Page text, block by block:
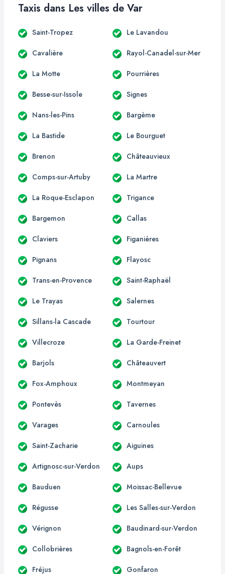
Taxis dans Les villes de Var
Saint-Tropez Le Lavandou
Cavalière Rayol-Canadel-sur-Mer
La Motte Pourrières
Besse-sur-Issole Signes
Nans-les-Pins Bargème
La Bastide Le Bourguet
Brenon Châteauvieux
Comps-sur-Artuby La Martre
La Roque-Esclapon Trigance
Bargemon Callas
Claviers Figanières
Pignans Flayosc
Trans-en-Provence Saint-Raphaël
Le Trayas Salernes
Sillans-la Cascade Tourtour
Villecroze La Garde-Freinet
Barjols Châteauvert
Fox-Amphoux Montmeyan
Pontevès Tavernes
Varages Carnoules
Saint-Zacharie Aiguines
Artignosc-sur-Verdon Aups
Bauduen Moissac-Bellevue
Régusse Les Salles-sur-Verdon
Vérignon Baudinard-sur-Verdon
Collobrières Bagnols-en-Forêt
Fréjus Gonfaron